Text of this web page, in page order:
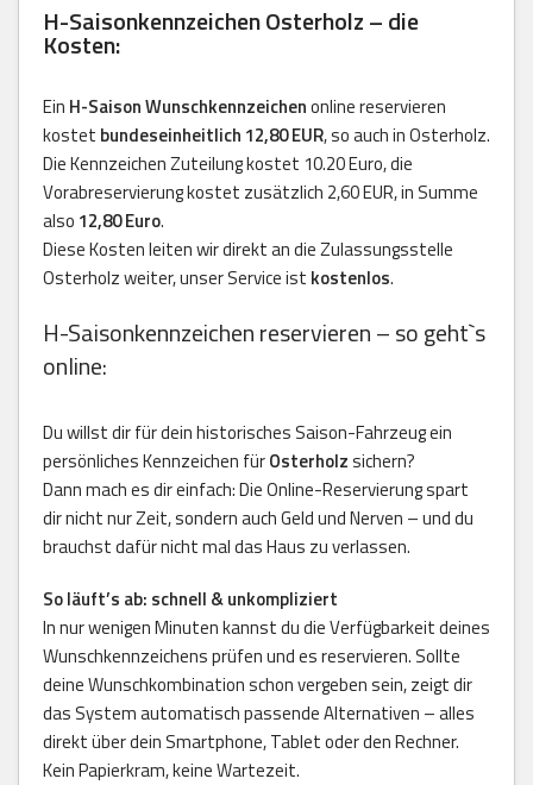
H-Saisonkennzeichen Osterholz – die
Kosten:
Ein H-Saison Wunschkennzeichenonline reservieren
kostet bundeseinheitlich 12,80 EUR, so auch in Osterholz.
Die Kennzeichen Zuteilung kostet 10.20 Euro, die
Vorabreservierung kostet zusätzlich 2,60 EUR, in Summe
also 12,80 Euro.
Diese Kosten leiten wir direkt an die Zulassungsstelle
Osterholz weiter, unser Service ist kostenlos.
H-Saisonkennzeichen reservieren – so geht`s
online:
Du willst dir für dein historisches Saison-Fahrzeug ein
persönliches Kennzeichen fürOsterholzsichern?
Dann mach es dir einfach: Die Online-Reservierung spart
dir nicht nur Zeit, sondern auch Geld und Nerven – und du
brauchst dafür nicht mal das Haus zu verlassen.
So läuft’s ab: schnell & unkompliziert
In nur wenigen Minuten kannst du die Verfügbarkeit deines
Wunschkennzeichens prüfen und es reservieren. Sollte
deine Wunschkombination schon vergeben sein, zeigt dir
das System automatisch passende Alternativen – alles
direkt über dein Smartphone, Tablet oder den Rechner.
Kein Papierkram, keine Wartezeit.